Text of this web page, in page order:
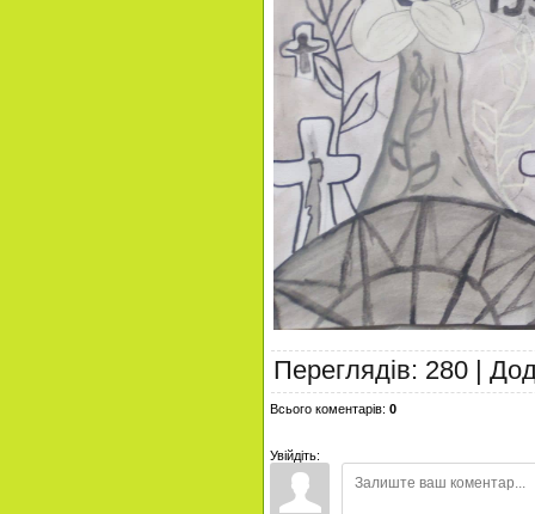
Переглядів: 280 |
Всього коментарів: 0
Увійдіть: